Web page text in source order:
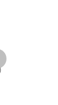
Další
produkt